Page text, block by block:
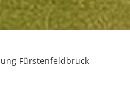
Fürstenfeldbruck